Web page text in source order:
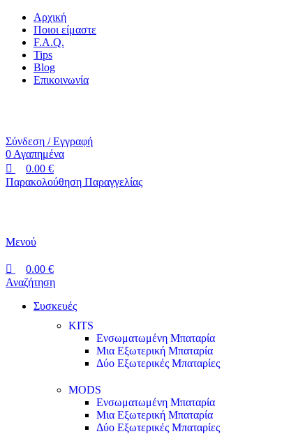
Αρχική
Ποιοι είμαστε
F.A.Q.
Tips
Blog
Επικοινωνία
Σύνδεση / Εγγραφή
0 Αγαπημένα
0.00 €
Παρακολούθηση Παραγγελίας
Μενού
0.00 €
Αναζήτηση
Συσκευές
KITS
Ενσωματωμένη Μπαταρία
Μια Εξωτερική Μπαταρία
Δύο Εξωτερικές Μπαταρίες
MODS
Ενσωματωμένη Μπαταρία
Μια Εξωτερική Μπαταρία
Δύο Εξωτερικές Μπαταρίες